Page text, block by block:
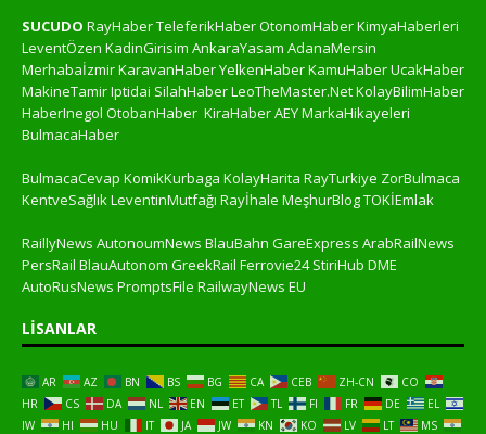
SUCUDO RayHaberTeleferikHaberOtonomHaberKimyaHaberleri
LeventÖzen KadinGirisim AnkaraYasam AdanaMersin
MerhabaİzmirKaravanHaberYelkenHaberKamuHaberUcakHaber
MakineTamirIptidai SilahHaberLeoTheMaster.NetKolayBilimHaber
HaberInegol OtobanHaber KiraHaberAEYMarkaHikayeleri
BulmacaHaber
BulmacaCevap KomikKurbaga KolayHarita RayTurkiye ZorBulmaca
KentveSağlıkLeventinMutfağı Rayİhale MeşhurBlogTOKİEmlak
RaillyNews AutonoumNews BlauBahn GareExpress ArabRailNews
PersRail BlauAutonom GreekRail Ferrovie24 StiriHub DME
AutoRusNews PromptsFile RailwayNews EU
LISANLAR
AR AZ BN BS BG CA CEB ZH-CN
CO
HR
CS DA NL EN ET TL FI FR DE
EL
IW
HI HU IT JA JW KN KO LV LT
MS